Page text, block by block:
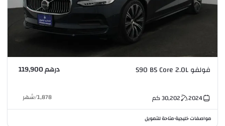
فولفو S90 B5 Core 2.0L درهم 119,900
2024
30,202كم 1,878
/شهر
مواصفات خليجية•متاحة للتمويل